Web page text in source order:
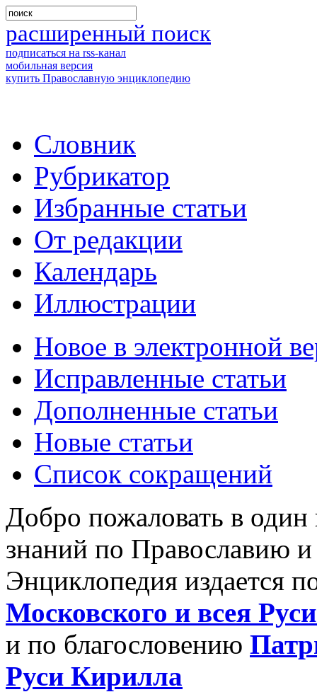
расширенный поиск
подписаться на rss-канал
мобильная версия
купить Православную энциклопедию
Словник
Рубрикатор
Избранные статьи
От редакции
Календарь
Иллюстрации
Новое в электронной
Исправленные статьи
Дополненные статьи
Новые статьи
Список сокращений
Добро пожаловать в
знаний по Православию
Энциклопедия издается
Московского и всея
и по благословению
Руси Кирилла